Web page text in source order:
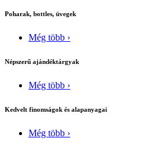
Poharak, bottles, üvegek
Még több ›
Népszerű ajándéktárgyak
Még több ›
Kedvelt finomságok és alapanyagai
Még több ›